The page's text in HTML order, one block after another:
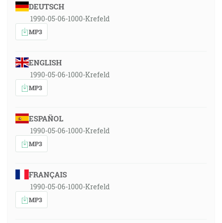
DEUTSCH
1990-05-06-1000-Krefeld
MP3
ENGLISH
1990-05-06-1000-Krefeld
MP3
ESPAÑOL
1990-05-06-1000-Krefeld
MP3
FRANÇAIS
1990-05-06-1000-Krefeld
MP3